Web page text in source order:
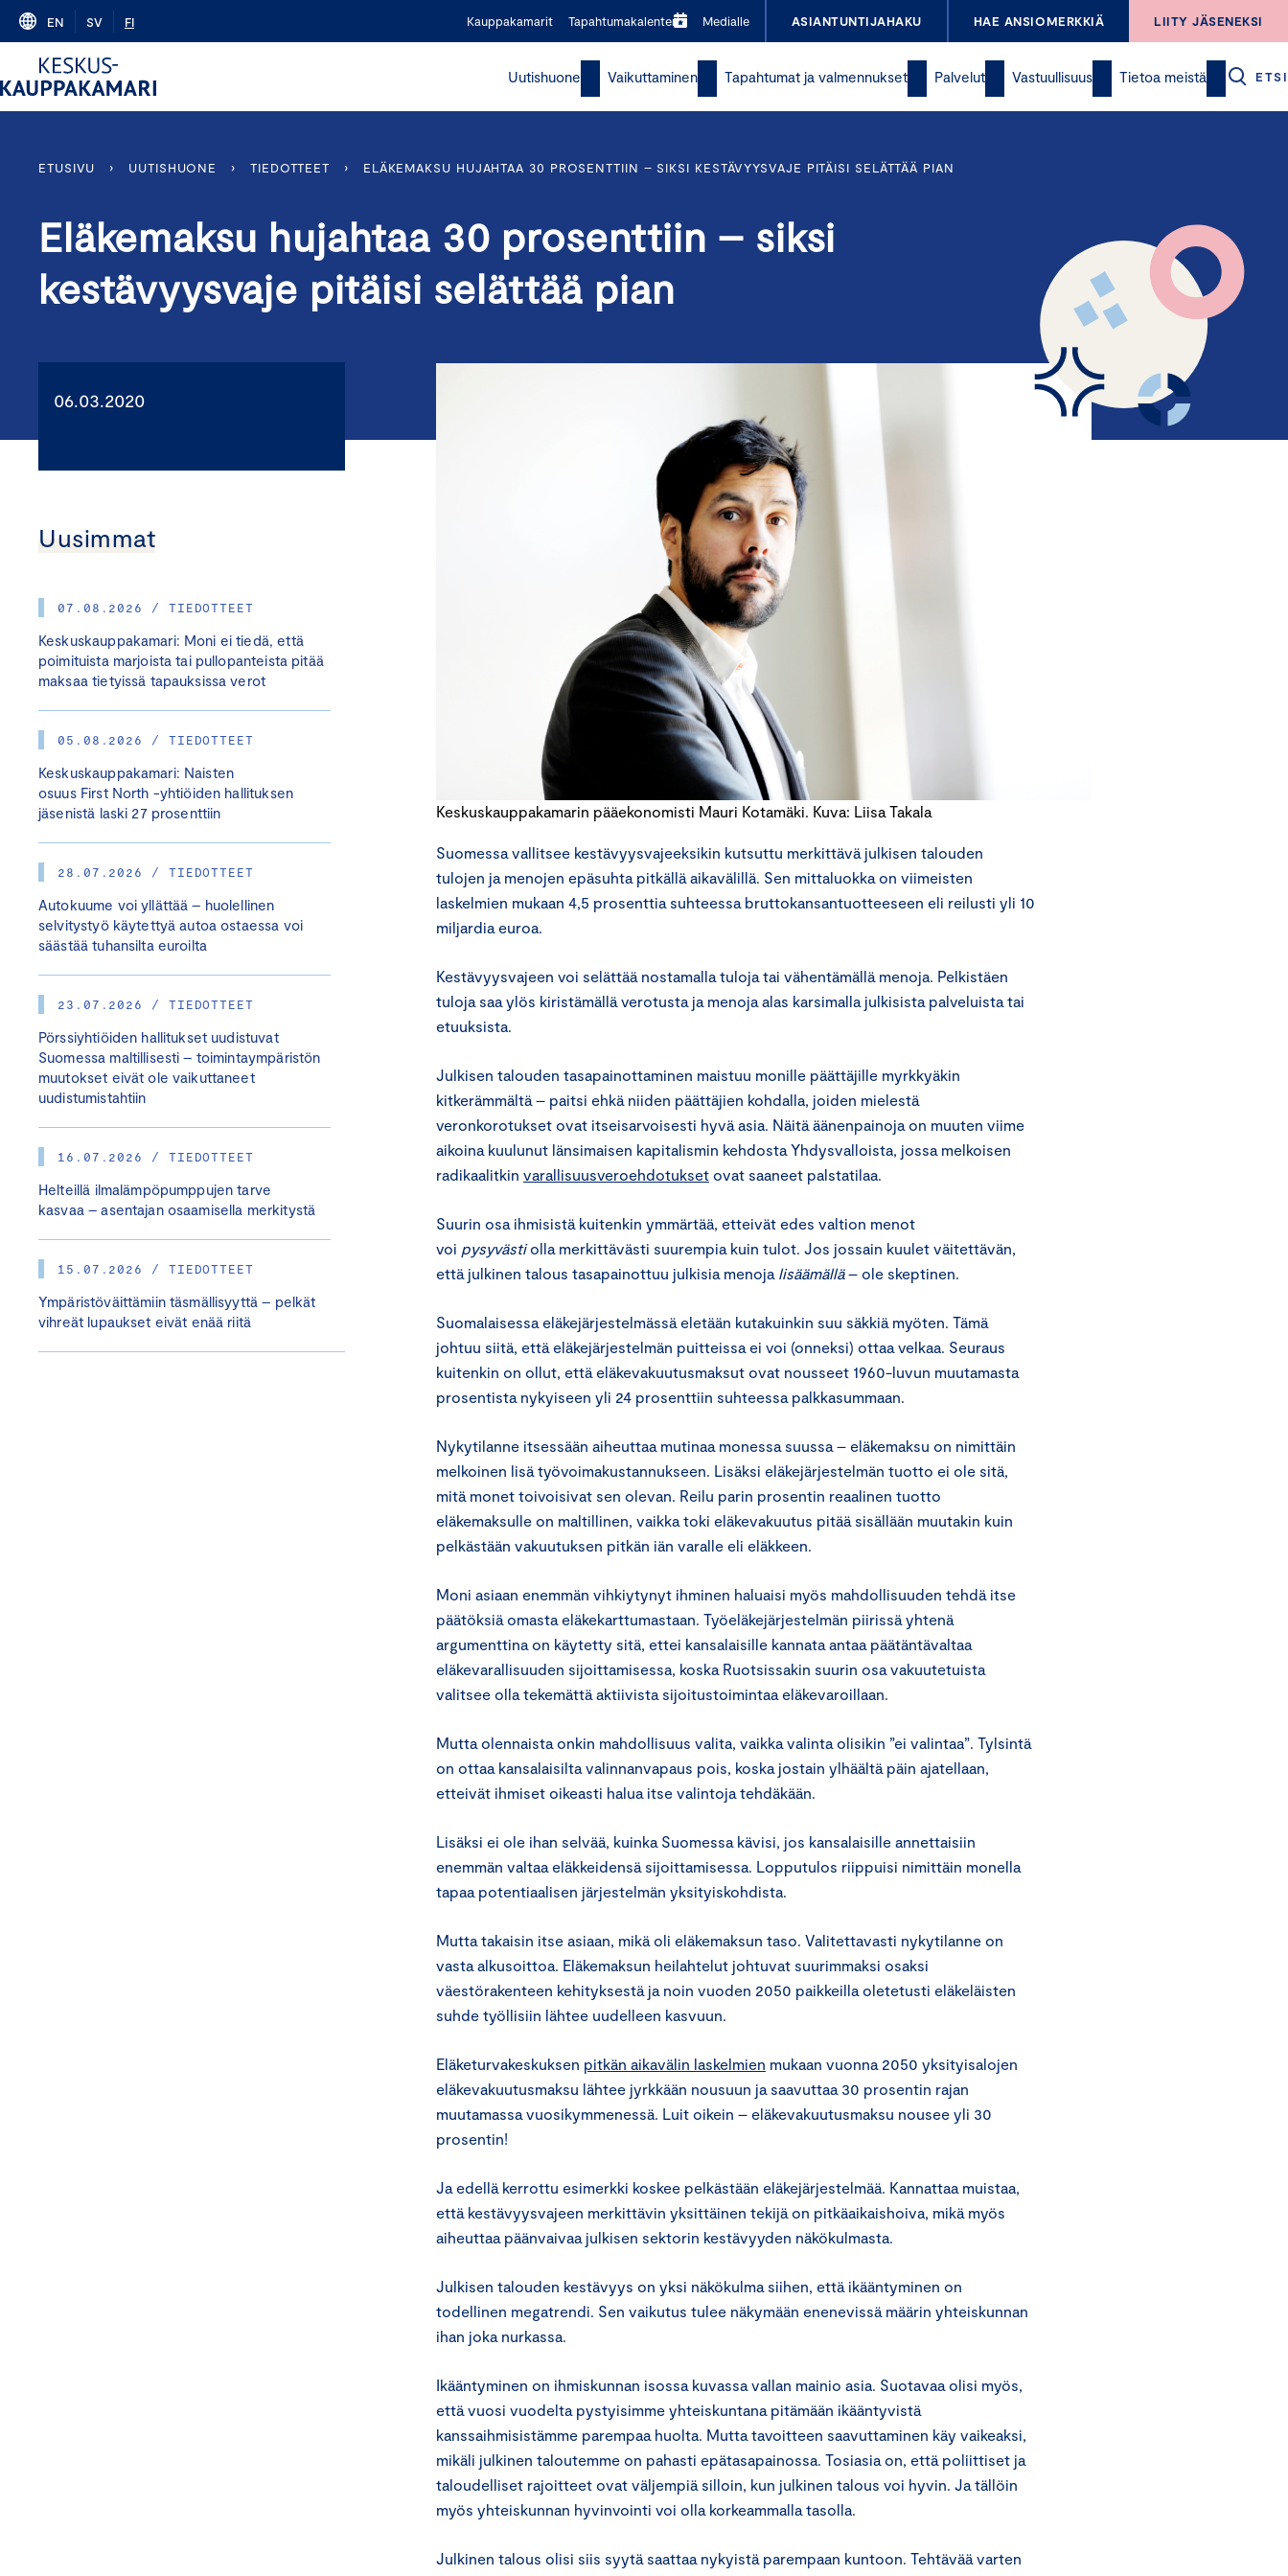
Skip
content
EN SV FI Kauppakamarit Tapahtumakalenteri Medialle ASIANTUNTIJAHAKU HAE ANSIOMERKKIÄ LIITY JÄSENEKSI
Uutishuone Vaikuttaminen Tapahtumat ja valmennukset Palvelut Vastuullisuus Tietoa meistä ETSI
ETUSIVU › UUTISHUONE › TIEDOTTEET › ELÄKEMAKSU HUJAHTAA 30 PROSENTTIIN – SIKSI KESTÄVYYSVAJE PITÄISI SELÄTTÄÄ PIAN
Eläkemaksu hujahtaa 30 prosenttiin – siksi
kestävyysvaje pitäisi selättää pian
06.03.2020
Uusimmat
07.08.2026 / TIEDOTTEET
Keskuskauppakamari: Moni ei tiedä, että
poimituista marjoista tai pullopanteista pitää
maksaa tietyissä tapauksissa verot
05.08.2026 / TIEDOTTEET
Keskuskauppakamari: Naisten
osuus First North -yhtiöiden hallituksen
jäsenistä laski 27 prosenttiin
28.07.2026 / TIEDOTTEET
Autokuume voi yllättää – huolellinen
selvitystyö käytettyä autoa ostaessa voi
säästää tuhansilta euroilta
23.07.2026 / TIEDOTTEET
Pörssiyhtiöiden hallitukset uudistuvat
Suomessa maltillisesti – toimintaympäristön
muutokset eivät ole vaikuttaneet
uudistumistahtiin
16.07.2026 / TIEDOTTEET
Helteillä ilmalämpöpumppujen tarve
kasvaa – asentajan osaamisella merkitystä
15.07.2026 / TIEDOTTEET
Ympäristöväittämiin täsmällisyyttä – pelkät
vihreät lupaukset eivät enää riitä
Keskuskauppakamarin pääekonomisti Mauri Kotamäki. Kuva: Liisa Takala
Suomessa vallitsee kestävyysvajeeksikin kutsuttu merkittävä julkisen talouden
tulojen ja menojen epäsuhta pitkällä aikavälillä. Sen mittaluokka on viimeisten
laskelmien mukaan 4,5 prosenttia suhteessa bruttokansantuotteeseen eli reilusti yli 10
miljardia euroa.
Kestävyysvajeen voi selättää nostamalla tuloja tai vähentämällä menoja. Pelkistäen
tuloja saa ylös kiristämällä verotusta ja menoja alas karsimalla julkisista palveluista tai
etuuksista.
Julkisen talouden tasapainottaminen maistuu monille päättäjille myrkkyäkin
kitkerämmältä – paitsi ehkä niiden päättäjien kohdalla, joiden mielestä
veronkorotukset ovat itseisarvoisesti hyvä asia. Näitä äänenpainoja on muuten viime
aikoina kuulunut länsimaisen kapitalismin kehdosta Yhdysvalloista, jossa melkoisen
radikaalitkin varallisuusveroehdotukset ovat saaneet palstatilaa.
Suurin osa ihmisistä kuitenkin ymmärtää, etteivät edes valtion menot
voi pysyvästiolla merkittävästi suurempia kuin tulot. Jos jossain kuulet väitettävän,
että julkinen talous tasapainottuu julkisia menoja lisäämällä– ole skeptinen.
Suomalaisessa eläkejärjestelmässä eletään kutakuinkin suu säkkiä myöten. Tämä
johtuu siitä, että eläkejärjestelmän puitteissa ei voi (onneksi) ottaa velkaa. Seuraus
kuitenkin on ollut, että eläkevakuutusmaksut ovat nousseet 1960-luvun muutamasta
prosentista nykyiseen yli 24 prosenttiin suhteessa palkkasummaan.
Nykytilanne itsessään aiheuttaa mutinaa monessa suussa – eläkemaksu on nimittäin
melkoinen lisä työvoimakustannukseen. Lisäksi eläkejärjestelmän tuotto ei ole sitä,
mitä monet toivoisivat sen olevan. Reilu parin prosentin reaalinen tuotto
eläkemaksulle on maltillinen, vaikka toki eläkevakuutus pitää sisällään muutakin kuin
pelkästään vakuutuksen pitkän iän varalle eli eläkkeen.
Moni asiaan enemmän vihkiytynyt ihminen haluaisi myös mahdollisuuden tehdä itse
päätöksiä omasta eläkekarttumastaan. Työeläkejärjestelmän piirissä yhtenä
argumenttina on käytetty sitä, ettei kansalaisille kannata antaa päätäntävaltaa
eläkevarallisuuden sijoittamisessa, koska Ruotsissakin suurin osa vakuutetuista
valitsee olla tekemättä aktiivista sijoitustoimintaa eläkevaroillaan.
Mutta olennaista onkin mahdollisuus valita, vaikka valinta olisikin ”ei valintaa”. Tylsintä
on ottaa kansalaisilta valinnanvapaus pois, koska jostain ylhäältä päin ajatellaan,
etteivät ihmiset oikeasti halua itse valintoja tehdäkään.
Lisäksi ei ole ihan selvää, kuinka Suomessa kävisi, jos kansalaisille annettaisiin
enemmän valtaa eläkkeidensä sijoittamisessa. Lopputulos riippuisi nimittäin monella
tapaa potentiaalisen järjestelmän yksityiskohdista.
Mutta takaisin itse asiaan, mikä oli eläkemaksun taso. Valitettavasti nykytilanne on
vasta alkusoittoa. Eläkemaksun heilahtelut johtuvat suurimmaksi osaksi
väestörakenteen kehityksestä ja noin vuoden 2050 paikkeilla oletetusti eläkeläisten
suhde työllisiin lähtee uudelleen kasvuun.
Eläketurvakeskuksen pitkän aikavälin laskelmien mukaan vuonna 2050 yksityisalojen
eläkevakuutusmaksu lähtee jyrkkään nousuun ja saavuttaa 30 prosentin rajan
muutamassa vuosikymmenessä. Luit oikein – eläkevakuutusmaksu nousee yli 30
prosentin!
Ja edellä kerrottu esimerkki koskee pelkästään eläkejärjestelmää. Kannattaa muistaa,
että kestävyysvajeen merkittävin yksittäinen tekijä on pitkäaikaishoiva, mikä myös
aiheuttaa päänvaivaa julkisen sektorin kestävyyden näkökulmasta.
Julkisen talouden kestävyys on yksi näkökulma siihen, että ikääntyminen on
todellinen megatrendi. Sen vaikutus tulee näkymään enenevissä määrin yhteiskunnan
ihan joka nurkassa.
Ikääntyminen on ihmiskunnan isossa kuvassa vallan mainio asia. Suotavaa olisi myös,
että vuosi vuodelta pystyisimme yhteiskuntana pitämään ikääntyvistä
kanssaihmisistämme parempaa huolta. Mutta tavoitteen saavuttaminen käy vaikeaksi,
mikäli julkinen taloutemme on pahasti epätasapainossa. Tosiasia on, että poliittiset ja
taloudelliset rajoitteet ovat väljempiä silloin, kun julkinen talous voi hyvin. Ja tällöin
myös yhteiskunnan hyvinvointi voi olla korkeammalla tasolla.
Julkinen talous olisi siis syytä saattaa nykyistä parempaan kuntoon. Tehtävää varten